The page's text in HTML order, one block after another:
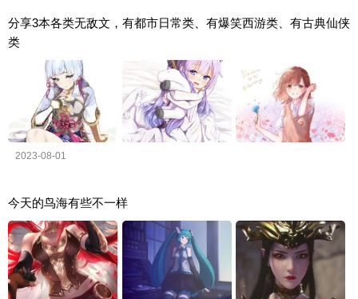
分享3本各类无敌文，有都市日常类、有爆笑西游类、有古典仙侠
类
2023-08-01
今天的鸟海有些不一样